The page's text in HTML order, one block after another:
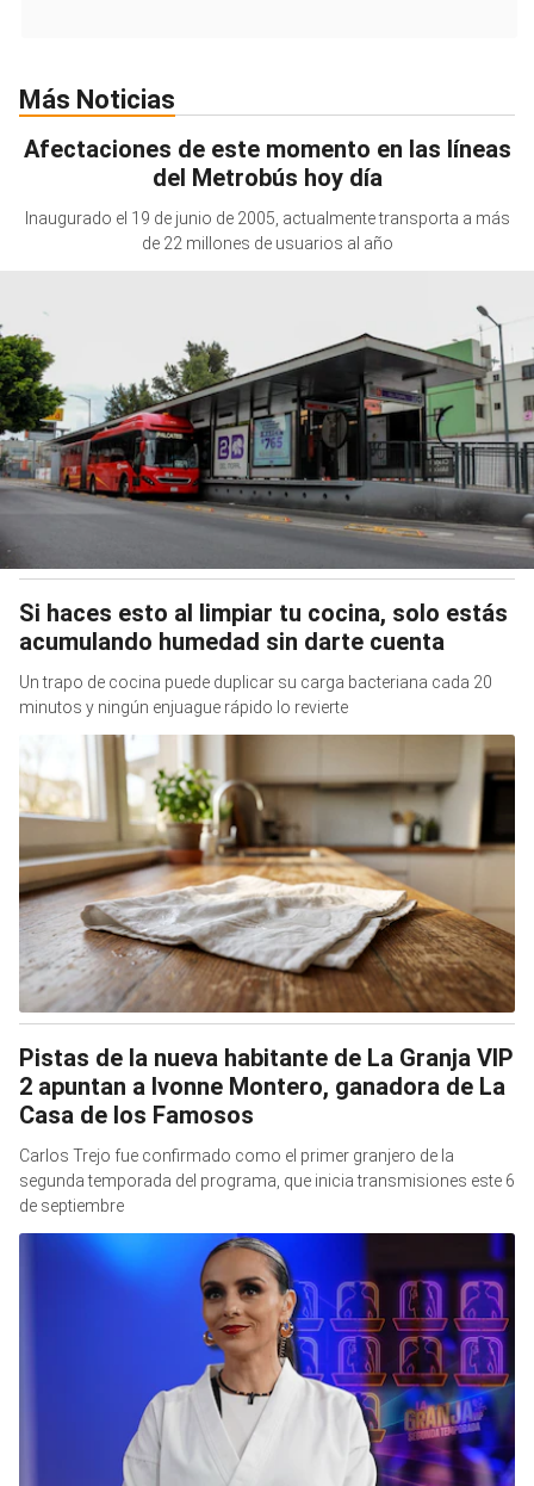
Más Noticias
Afectaciones de este momento en las líneas
del Metrobús hoy día
Inaugurado el 19 de junio de 2005, actualmente transporta a más
de 22 millones de usuarios al año
Si haces esto al limpiar tu cocina, solo estás
acumulando humedad sin darte cuenta
Un trapo de cocina puede duplicar su carga bacteriana cada 20
minutos y ningún enjuague rápido lo revierte
Pistas de la nueva habitante de La Granja VIP
2 apuntan a Ivonne Montero, ganadora de La
Casa de los Famosos
Carlos Trejo fue confirmado como el primer granjero de la
segunda temporada del programa, que inicia transmisiones este 6
de septiembre